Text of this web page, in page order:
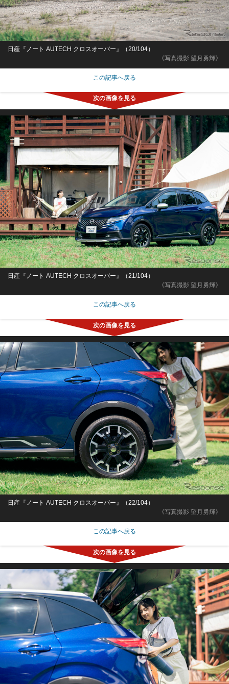
《写真撮影 望月勇輝》
日産『ノート AUTECH クロスオーバー』（20/104）
この記事へ戻る
《写真撮影 望月勇輝》
日産『ノート AUTECH クロスオーバー』（21/104）
この記事へ戻る
《写真撮影 望月勇輝》
日産『ノート AUTECH クロスオーバー』（22/104）
この記事へ戻る